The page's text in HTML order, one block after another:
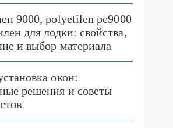
9000, polyetilen pe9000
для лодки: свойства,
и выбор материала
окон:
решения и советы